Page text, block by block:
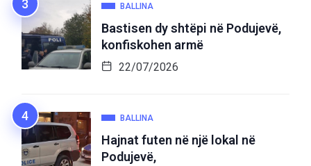
BALLINA
Bastisen dy shtëpi në Podujevë,
konfiskohen armë
22/07/2026
BALLINA
Hajnat futen në një lokal në
Podujevë,